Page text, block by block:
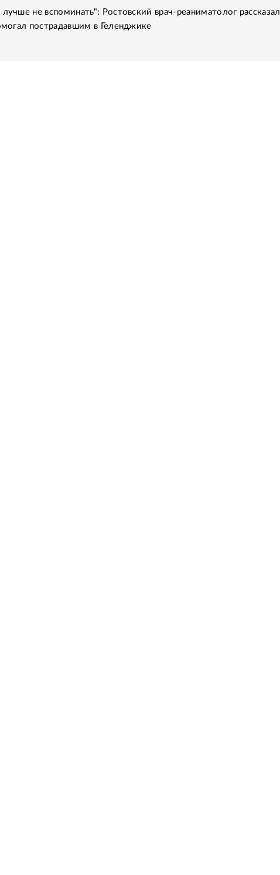
не вспоминать": Ростовский врач-реаниматолог рассказал
пострадавшим в Геленджике